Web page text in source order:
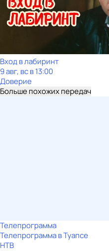
Вход в лабиринт
9 авг, вс в 13:00
Доверие
Больше похожих передач
Телепрограмма
Телепрограмма в Туапсе
НТВ